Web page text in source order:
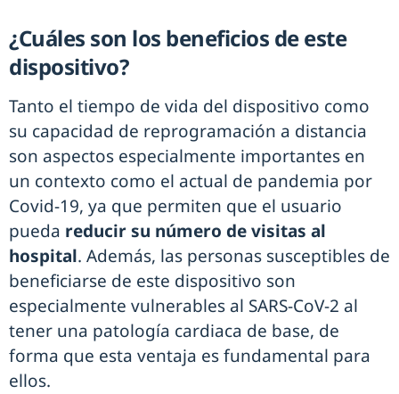
¿Cuáles son los beneficios de este
dispositivo?
Tanto el tiempo de vida del dispositivo como
su capacidad de reprogramación a distancia
son aspectos especialmente importantes en
un contexto como el actual de pandemia por
Covid-19, ya que permiten que el usuario
pueda reducir su número de visitas al
hospital. Además, las personas susceptibles de
beneficiarse de este dispositivo son
especialmente vulnerables al SARS-CoV-2 al
tener una patología cardiaca de base, de
forma que esta ventaja es fundamental para
ellos.